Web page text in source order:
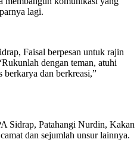
lagi.
Faisal berpesan untuk rajin
dengan teman, atuhi
berkarya dan berkreasi,”
Sidrap, Patahangi Nurdin, Kakan
dan sejumlah unsur lainnya.